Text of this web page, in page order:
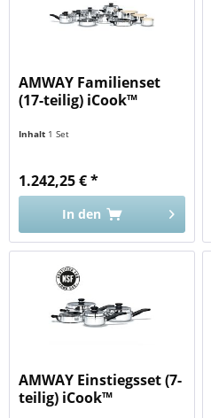
AMWAY Familienset
(17-teilig) iCook™
Inhalt 1 Set
1.242,25 € *
In den
AMWAY Einstiegsset (7-
teilig) iCook™